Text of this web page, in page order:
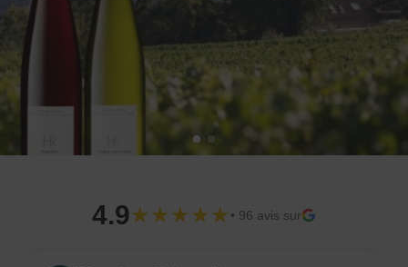
4.9★★★★★ • 96 avis sur